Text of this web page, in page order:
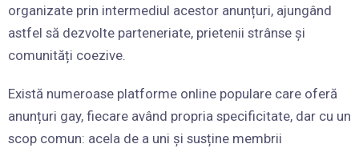
organizate prin intermediul acestor anunțuri, ajungând
astfel să dezvolte parteneriate, prietenii strânse și
comunități coezive.
Există numeroase platforme online populare care oferă
anunțuri gay, fiecare având propria specificitate, dar cu un
scop comun: acela de a uni și susține membrii